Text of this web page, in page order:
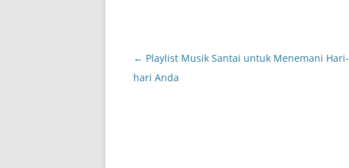
Post
navigation
← Playlist Musik Santai untuk Menemani Hari-
hari Anda